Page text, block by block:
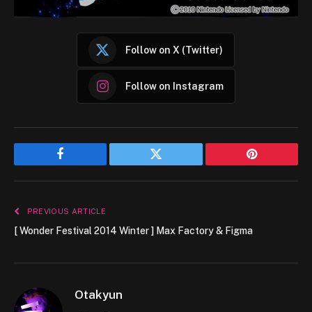
Follow on X (Twitter)
Follow on Instagram
Facebook Twitter Pinterest
PREVIOUS ARTICLE
[ Wonder Festival 2014 Winter ] Max Factory & Figma
Otakyun